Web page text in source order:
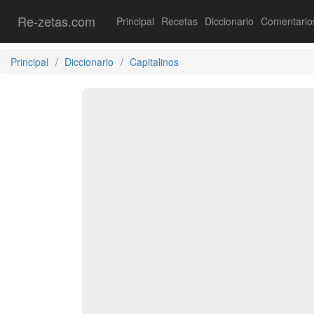
Re-zetas.com Principal Recetas Diccionario
Principal Diccionario Capitalinos